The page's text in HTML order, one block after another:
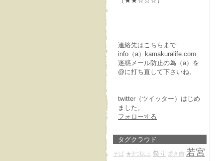
連絡先はこちらまで
info（a）kamakuralife.com
迷惑メール防止の為（a）を
@に打ち直して下さいね。
twitter（ツイッター）はじめ
ました。
フォローする
タグクラウド
そば ★3つ以上 祭り 焼き肉 若宮